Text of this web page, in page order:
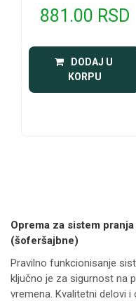
881.00 RSD
DODAJ U
KORPU
Oprema za sistem
(šoferšajbne)
Pravilno funkcionisanje
ključno je za sigurnost na
vremena. Kvalitetni delovi